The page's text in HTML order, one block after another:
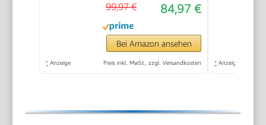
84,97 €
99,97 €
Bei Amazon ansehen
* Anzeige Preis inkl. MwSt., zzgl. Versandkosten * Anzeige